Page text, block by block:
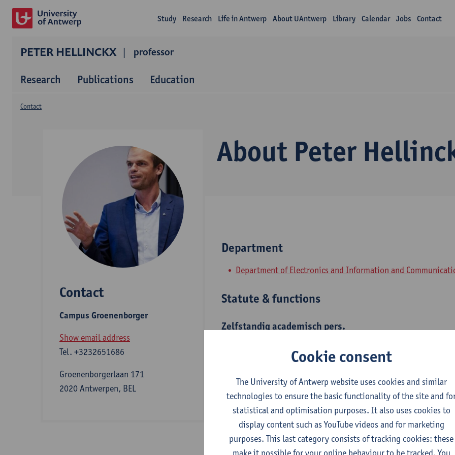
Study Research Life in Antwerp About UAntwerp Library Calendar Jobs Contact
PETER HELLINCKX professor
Research Publications Education
About Peter
Contact
Contact
Campus Groenenborger
Show email address
Tel. +3232651686
Groenenborgerlaan 171
2020 Antwerpen, BEL
Department
Department of Electronics and Information and
Statute & functions
Zelfstandig academisch pers.
Internal mandates
bestuursorgaanbestuursmandaat
Bureau van de Faculteit Faculteit TI (effectief stemgerechtigd
Departementsraad Elektronica, Informatie- en
Faculteitsraad Faculteit TI (effectief stemgerechtigd lid)
Cookie consent
The University of Antwerp website uses cookies and similar
technologies to ensure the basic functionality of the site and
statistical and optimisation purposes. It also uses cookies to
display content such as YouTube videos and for marketing
purposes. This last category consists of tracking cookies: these
make it possible for your online behaviour to be tracked. You